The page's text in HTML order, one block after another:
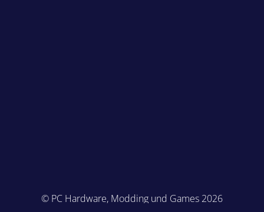
© PC Hardware, Modding und Games 2026